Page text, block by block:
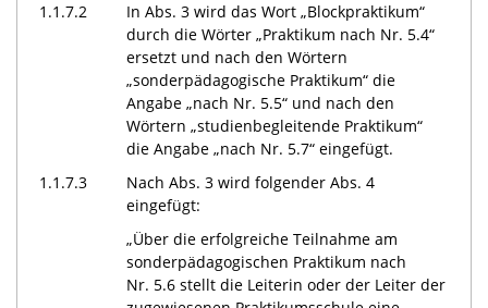
1.1.7.2
In Abs. 3 wird das Wort „Blockpraktikum“
durch die Wörter „Praktikum nach Nr. 5.4“
ersetzt und nach den Wörtern
„sonderpädagogische Praktikum“ die
Angabe „nach Nr. 5.5“ und nach den
Wörtern „studienbegleitende Praktikum“
die Angabe „nach Nr. 5.7“ eingefügt.
1.1.7.3
Nach Abs. 3 wird folgender Abs. 4
eingefügt:
„Über die erfolgreiche Teilnahme am
sonderpädagogischen Praktikum nach
Nr. 5.6 stellt die Leiterin oder der Leiter der